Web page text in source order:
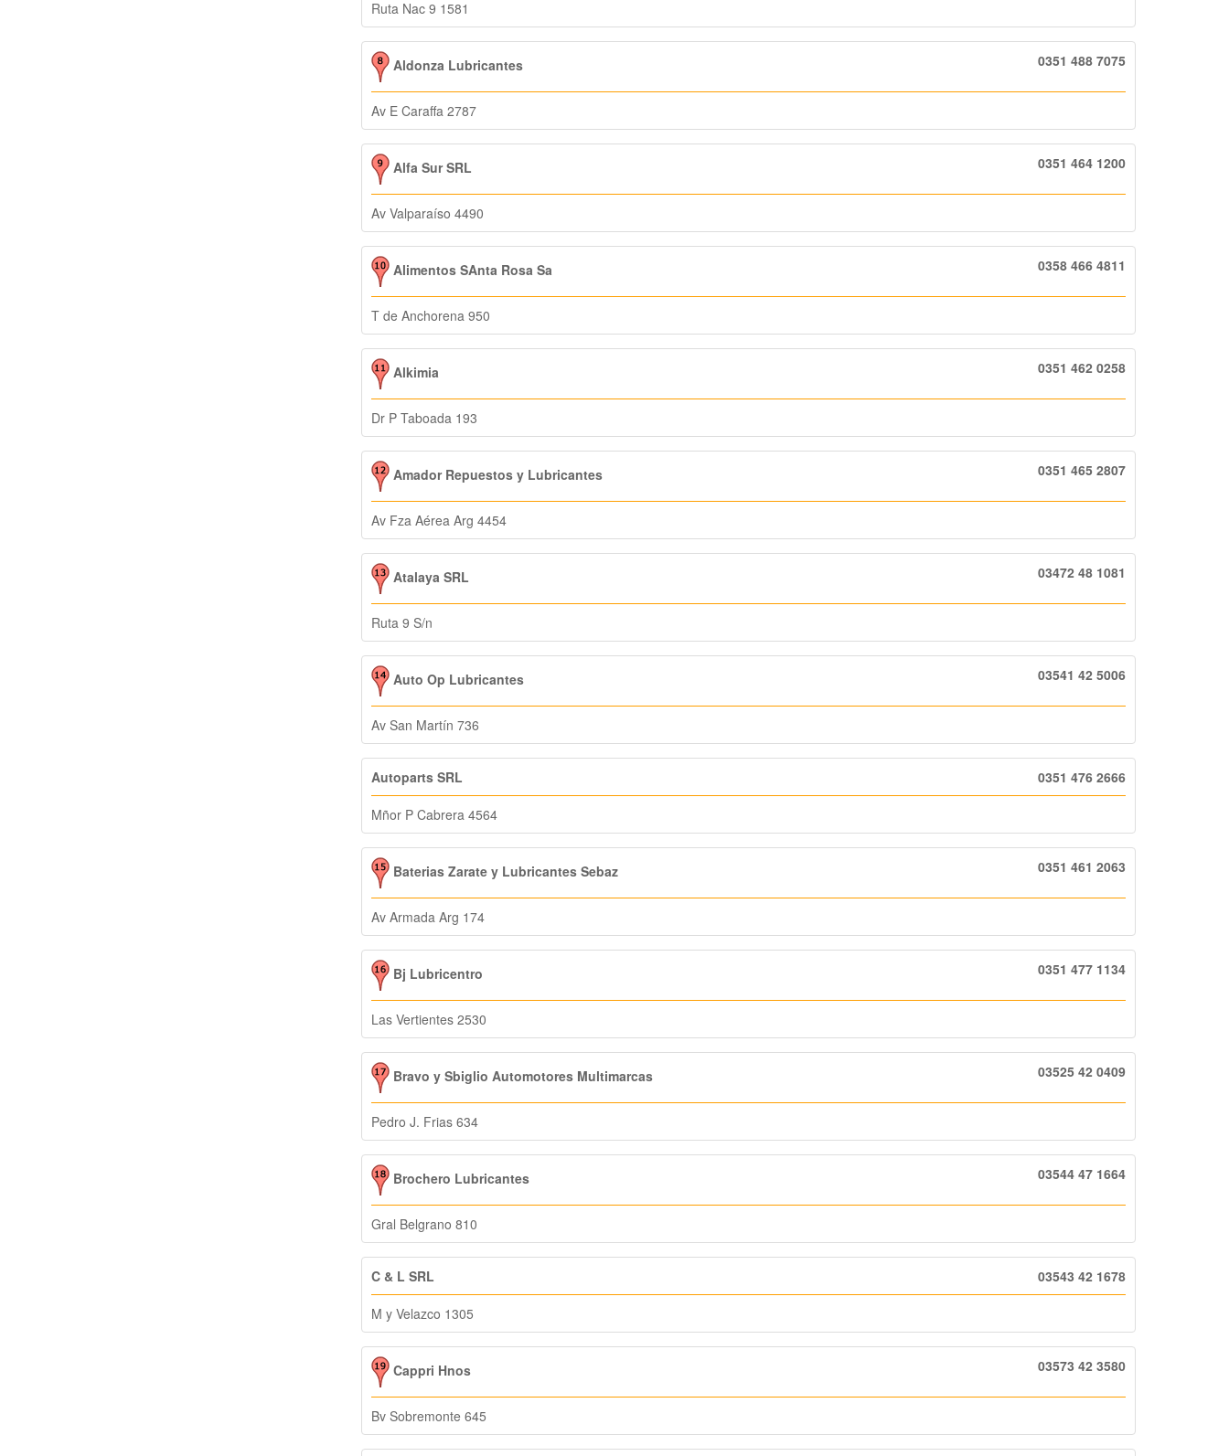
Ruta Nac 9 1581
Aldonza Lubricantes 0351 488 7075
Av E Caraffa 2787
Alfa Sur SRL 0351 464 1200
Av Valparaíso 4490
Alimentos SAnta Rosa Sa 0358 466 4811
T de Anchorena 950
Alkimia 0351 462 0258
Dr P Taboada 193
Amador Repuestos y Lubricantes 0351 465 2807
Av Fza Aérea Arg 4454
Atalaya SRL 03472 48 1081
Ruta 9 S/n
Auto Op Lubricantes 03541 42 5006
Av San Martín 736
Autoparts SRL 0351 476 2666
Mñor P Cabrera 4564
Baterias Zarate y Lubricantes Sebaz 0351 461 2063
Av Armada Arg 174
Bj Lubricentro 0351 477 1134
Las Vertientes 2530
Bravo y Sbiglio Automotores Multimarcas 03525 42 0409
Pedro J. Frias 634
Brochero Lubricantes 03544 47 1664
Gral Belgrano 810
C & L SRL 03543 42 1678
M y Velazco 1305
Cappri Hnos 03573 42 3580
Bv Sobremonte 645